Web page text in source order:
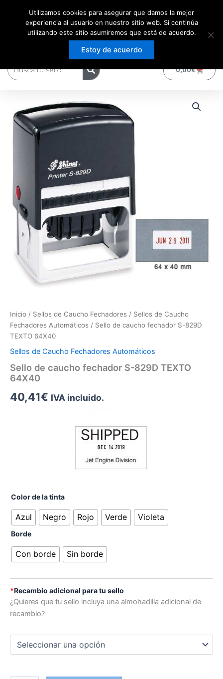
contenido
0,00€Carrito
Inicio / Sellos de Caucho Fechadores / Sellos de Caucho
Fechadores Automáticos / Sello de caucho fechador S-829D
TEXTO 64X40
Sellos de Caucho Fechadores Automáticos
Sello de caucho fechador S-829D TEXTO
64X40
40,41€ IVA incluido.
Color de la tinta
Azul Negro Rojo Verde Violeta
Borde
Con borde Sin borde
*Recambio adicional para tu sello
¿Quieres que tu sello incluya una almohadilla adicional de
recambio?
caucho
fechador
Utilizamos cookies para asegurar que damos la mejor
experiencia al usuario en nuestro sitio web. Si continúa
utilizando este sitio asumiremos que está de acuerdo.
Estoy de acuerdo